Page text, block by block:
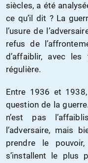
siècles, a été
ce qu’il dit ? La
l’usure de
refus de
d’affaiblir, avec les
régulière.
Entre 1936 et
question de la
n’est pas
l’adversaire, mais
prendre le
s’installent le plus